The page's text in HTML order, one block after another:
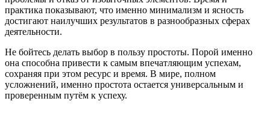
практика показывают, что именно минимализм и ясность
достигают наилучших результатов в разнообразных сферах
деятельности.
Не бойтесь делать выбор в пользу простоты. Порой именно
она способна привести к самым впечатляющим успехам,
сохраняя при этом ресурс и время. В мире, полном
усложнений, именно простота остается универсальным и
проверенным путём к успеху.